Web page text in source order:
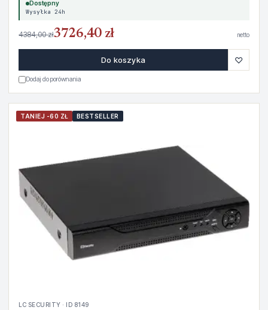
Dostępny
Wysyłka 24h
4384,00 zł3726,40 zł netto
Do koszyka ♡
Dodaj do porównania
TANIEJ -60 ZŁ BESTSELLER
LC SECURITY · ID 8149